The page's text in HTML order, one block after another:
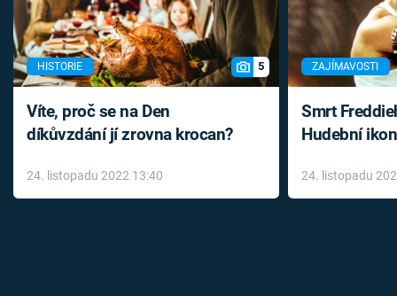
HISTORIE 5
Víte, proč se na Den
díkůvzdání jí zrovna krocan?
24. listopadu 2022 13:40
ZAJÍMAVOSTI
Smrt
Hudební
léky
24. listopadu